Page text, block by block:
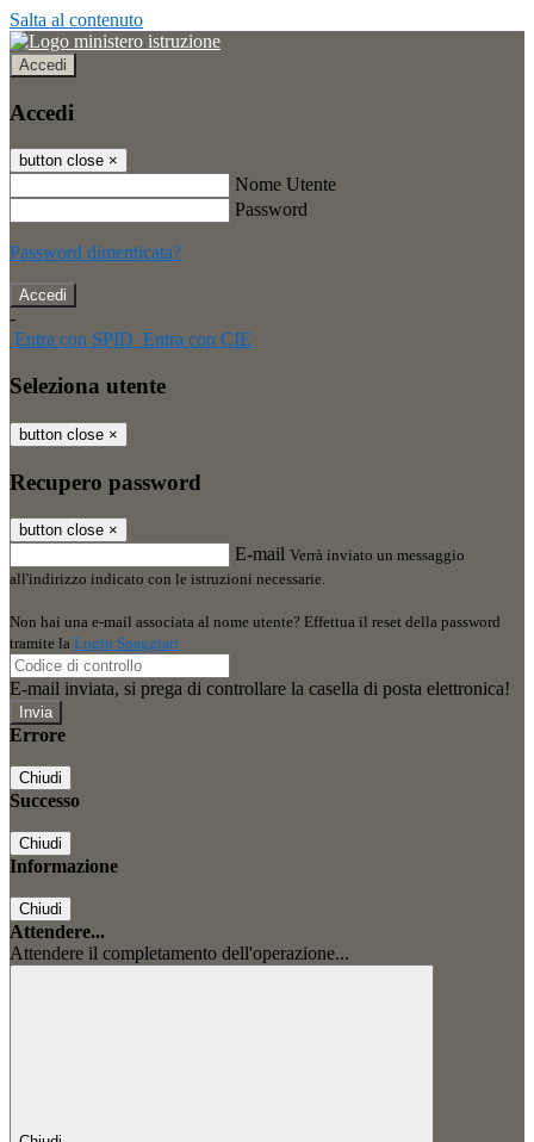
Salta al contenuto
Accedi
Accedi
button close ×
Nome Utente
Password
Password dimenticata?
-
Entra con SPID Entra con CIE
Seleziona utente
button close ×
Recupero password
button close ×
E-mail Verrà inviato un messaggio
all'indirizzo indicato con le istruzioni necessarie.
Non hai una e-mail associata al nome utente? Effettua il reset della password
tramite la Login Spaggiari
E-mail inviata, si prega di controllare la casella di posta elettronica!
Errore
Chiudi
Successo
Chiudi
Informazione
Chiudi
Attendere...
Attendere il completamento dell'operazione...